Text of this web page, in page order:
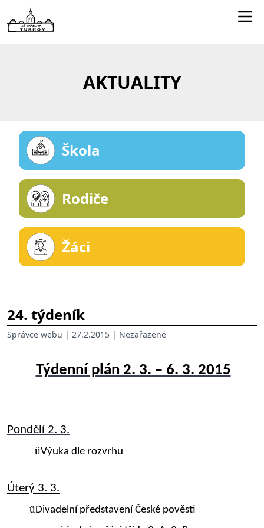
Kontakty
AKTUALITY
Škola
Rodiče
Žáci
24. týdeník
Správce webu | 27.2.2015 | Nezařazené
Týdenní plán 2. 3. – 6. 3. 2015
Pondělí 2. 3.
üVýuka dle rozvrhu
Úterý 3. 3.
üDivadelní představení České pověsti